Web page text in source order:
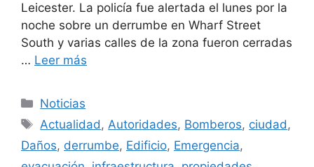
Leicester. La policía fue alertada el lunes por la
noche sobre un derrumbe en Wharf Street
South y varias calles de la zona fueron cerradas
… Leer más
Categorías
Noticias
Etiquetas
Actualidad,Autoridades, Bomberos, ciudad,
Daños, derrumbe, Edificio, Emergencia,